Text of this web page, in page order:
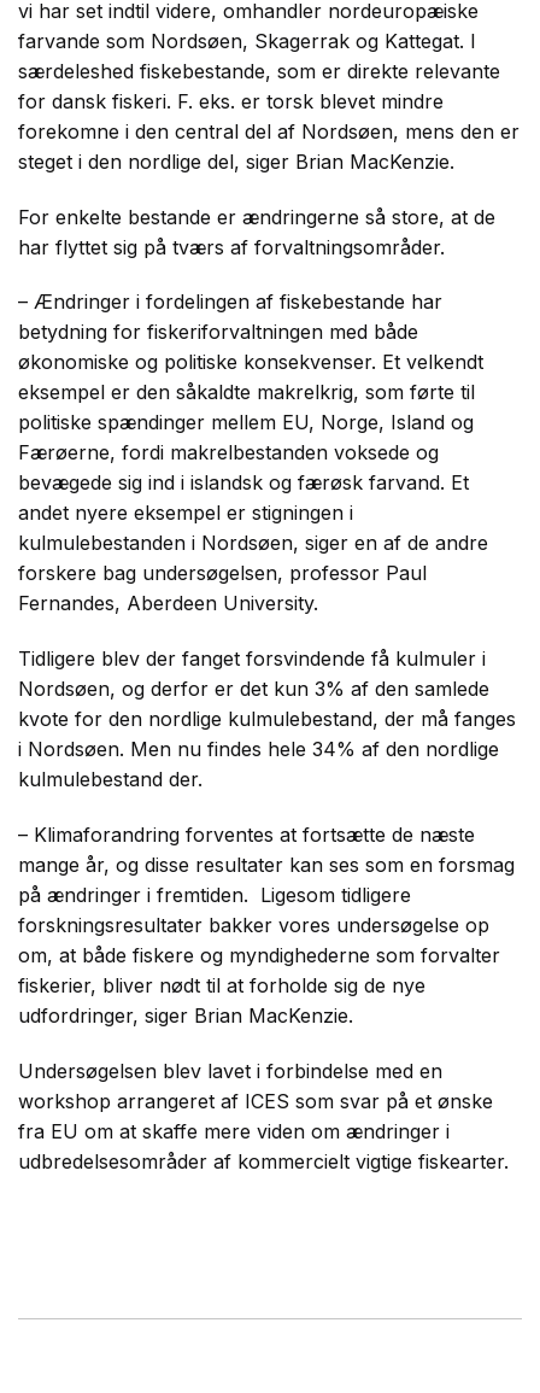
vi har set indtil videre, omhandler nordeuropæiske
farvande som Nordsøen, Skagerrak og Kattegat. I
særdeleshed fiskebestande, som er direkte relevante
for dansk fiskeri. F. eks. er torsk blevet mindre
forekomne i den central del af Nordsøen, mens den er
steget i den nordlige del, siger Brian MacKenzie.
For enkelte bestande er ændringerne så store, at de
har flyttet sig på tværs af forvaltningsområder.
– Ændringer i fordelingen af fiskebestande har
betydning for fiskeriforvaltningen med både
økonomiske og politiske konsekvenser. Et velkendt
eksempel er den såkaldte makrelkrig, som førte til
politiske spændinger mellem EU, Norge, Island og
Færøerne, fordi makrelbestanden voksede og
bevægede sig ind i islandsk og færøsk farvand. Et
andet nyere eksempel er stigningen i
kulmulebestanden i Nordsøen, siger en af de andre
forskere bag undersøgelsen, professor Paul
Fernandes, Aberdeen University.
Tidligere blev der fanget forsvindende få kulmuler i
Nordsøen, og derfor er det kun 3% af den samlede
kvote for den nordlige kulmulebestand, der må fanges
i Nordsøen. Men nu findes hele 34% af den nordlige
kulmulebestand der.
– Klimaforandring forventes at fortsætte de næste
mange år, og disse resultater kan ses som en forsmag
på ændringer i fremtiden. Ligesom tidligere
forskningsresultater bakker vores undersøgelse op
om, at både fiskere og myndighederne som forvalter
fiskerier, bliver nødt til at forholde sig de nye
udfordringer, siger Brian MacKenzie.
Undersøgelsen blev lavet i forbindelse med en
workshop arrangeret af ICES som svar på et ønske
fra EU om at skaffe mere viden om ændringer i
udbredelsesområder af kommercielt vigtige fiskearter.